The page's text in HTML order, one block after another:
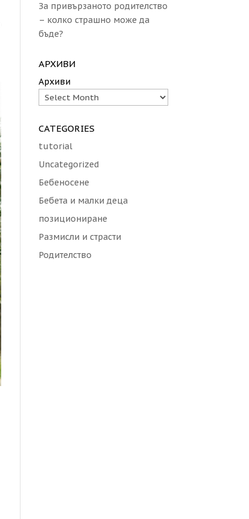
За привързаното родителство
– колко страшно може да
бъде?
АРХИВИ
Архиви
CATEGORIES
tutorial
Uncategorized
Бебеносене
Бебета и малки деца
позициониране
Размисли и страсти
Родителство